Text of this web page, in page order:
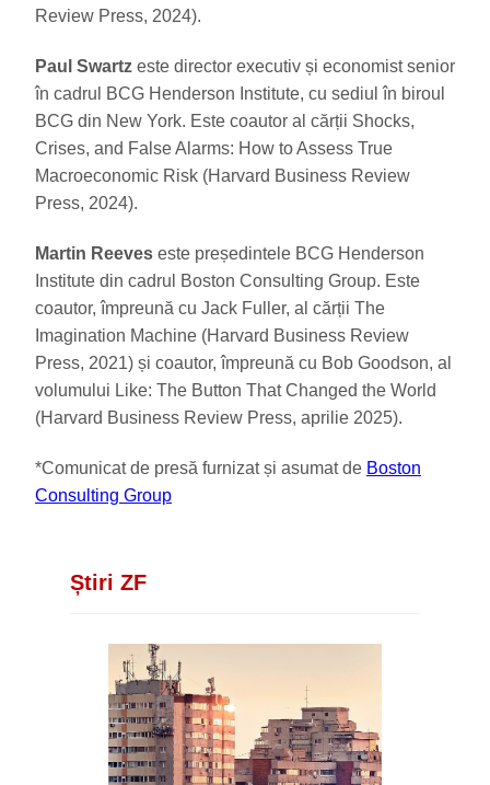
Review Press, 2024).
Paul Swartz este director executiv și economist senior
în cadrul BCG Henderson Institute, cu sediul în biroul
BCG din New York. Este coautor al cărții Shocks,
Crises, and False Alarms: How to Assess True
Macroeconomic Risk (Harvard Business Review
Press, 2024).
Martin Reeves este președintele BCG Henderson
Institute din cadrul Boston Consulting Group. Este
coautor, împreună cu Jack Fuller, al cărții The
Imagination Machine (Harvard Business Review
Press, 2021) și coautor, împreună cu Bob Goodson, al
volumului Like: The Button That Changed the World
(Harvard Business Review Press, aprilie 2025).
*Comunicat de presă furnizat și asumat de Boston
Consulting Group
Știri ZF